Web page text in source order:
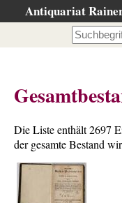
Antiquariat
…nach Beschreibung
…nach Kategorie
…nach Schlagwort
…nach Person
Neuzugänge
Die Liste enthält 2697
der gesamte Bestand